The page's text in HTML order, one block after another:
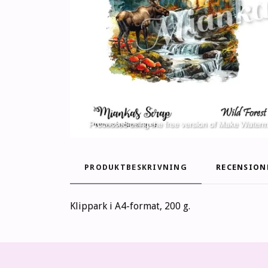
PRODUKTBESKRIVNING
Klippark i A4-format, 200 g.